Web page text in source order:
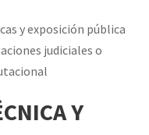
y exposición pública
judiciales o
Y